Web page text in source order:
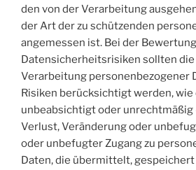
den von der Verarbeitung
der Art der zu schützenden
angemessen ist. Bei der
Datensicherheitsrisiken sollten
Verarbeitung personenbezogener
Risiken berücksichtigt werden, wie
unbeabsichtigt oder unrechtmäßig
Verlust, Veränderung oder
oder unbefugter Zugang zu
Daten, die übermittelt,